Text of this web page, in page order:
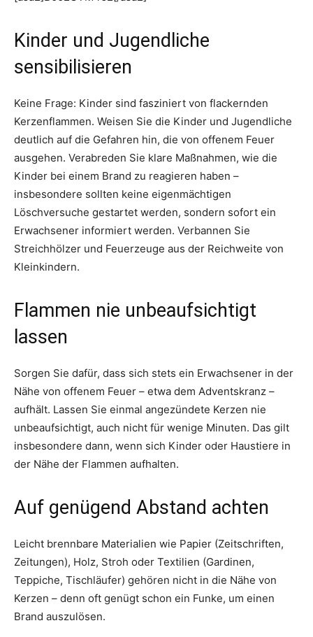
Kinder und Jugendliche
sensibilisieren
Keine Frage: Kinder sind fasziniert von flackernden
Kerzenflammen. Weisen Sie die Kinder und Jugendliche
deutlich auf die Gefahren hin, die von offenem Feuer
ausgehen. Verabreden Sie klare Maßnahmen, wie die
Kinder bei einem Brand zu reagieren haben –
insbesondere sollten keine eigenmächtigen
Löschversuche gestartet werden, sondern sofort ein
Erwachsener informiert werden. Verbannen Sie
Streichhölzer und Feuerzeuge aus der Reichweite von
Kleinkindern.
Flammen nie unbeaufsichtigt
lassen
Sorgen Sie dafür, dass sich stets ein Erwachsener in der
Nähe von offenem Feuer – etwa dem Adventskranz –
aufhält. Lassen Sie einmal angezündete Kerzen nie
unbeaufsichtigt, auch nicht für wenige Minuten. Das gilt
insbesondere dann, wenn sich Kinder oder Haustiere in
der Nähe der Flammen aufhalten.
Auf genügend Abstand achten
Leicht brennbare Materialien wie Papier (Zeitschriften,
Zeitungen), Holz, Stroh oder Textilien (Gardinen,
Teppiche, Tischläufer) gehören nicht in die Nähe von
Kerzen – denn oft genügt schon ein Funke, um einen
Brand auszulösen.